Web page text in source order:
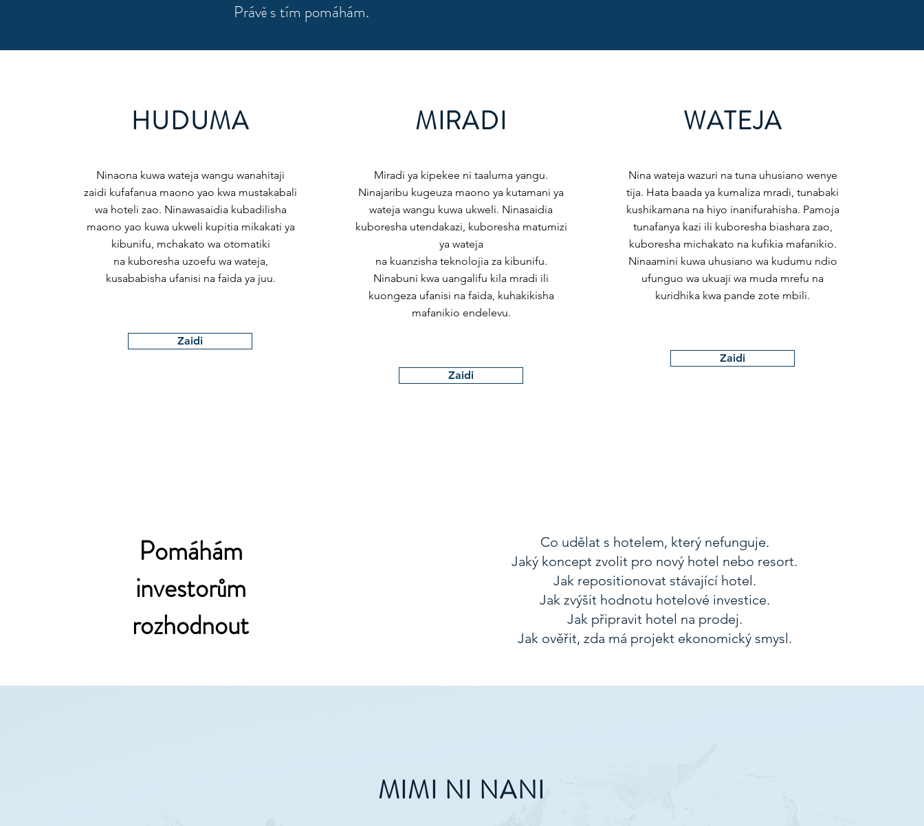
Právě s tím pomáhám.
HUDUMA
Ninaona kuwa wateja wangu wanahitaji
zaidi kufafanua maono yao kwa mustakabali
wa hoteli zao. Ninawasaidia kubadilisha
maono yao kuwa ukweli kupitia mikakati ya
kibunifu, mchakato wa otomatiki
na kuboresha uzoefu wa wateja,
kusababisha ufanisi na faida ya juu.
Zaidi
MIRADI
Miradi ya kipekee ni taaluma yangu.
Ninajaribu kugeuza maono ya kutamani ya
wateja wangu kuwa ukweli. Ninasaidia
kuboresha utendakazi, kuboresha matumizi
ya wateja
na kuanzisha teknolojia za kibunifu.
Ninabuni kwa uangalifu kila mradi ili
kuongeza ufanisi na faida, kuhakikisha
mafanikio endelevu.
Zaidi
WATEJA
Nina wateja wazuri na tuna uhusiano wenye
tija. Hata baada ya kumaliza mradi, tunabaki
kushikamana na hiyo inanifurahisha. Pamoja
tunafanya kazi ili kuboresha biashara zao,
kuboresha michakato na kufikia mafanikio.
Ninaamini kuwa uhusiano wa kudumu ndio
ufunguo wa ukuaji wa muda mrefu na
kuridhika kwa pande zote mbili.
Zaidi
Pomáhám
investorům
rozhodnout
Co udělat s hotelem, který nefunguje.
Jaký koncept zvolit pro nový hotel nebo resort.
Jak repositionovat stávající hotel.
Jak zvýšit hodnotu hotelové investice.
Jak připravit hotel na prodej.
Jak ověřit, zda má projekt ekonomický smysl.
MIMI NI NANI